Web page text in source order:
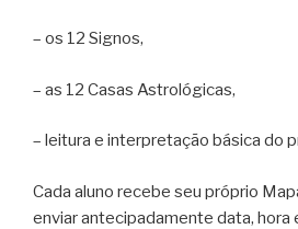
– os 12 Signos,
– as 12 Casas Astrológicas,
– leitura e interpretação básica do
Cada aluno recebe seu próprio
enviar antecipadamente data, hora